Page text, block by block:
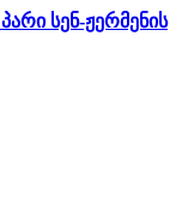
სენ-ჟერმენის